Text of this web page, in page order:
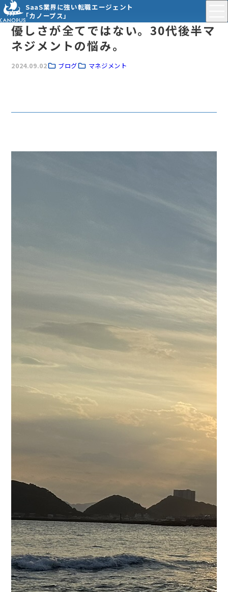
SaaS業界に強い転職エージェント
「カノープス」
優しさが全てではない。30代後半マ
ネジメントの悩み。
2024.09.02 ブログ マネジメント